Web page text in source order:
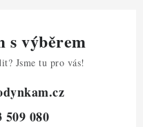
s výběrem
Jsme tu pro vás!
509 080